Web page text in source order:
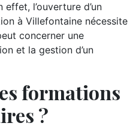
l’ouverture d’un
à Villefontaine nécessite
concerner une
et la gestion d’un
formations
?